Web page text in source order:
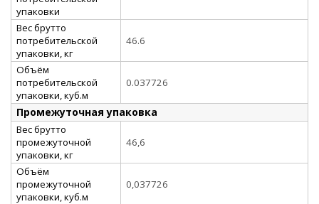
упаковки
Вес брутто
потребительской
упаковки, кг
46.6
Объём
потребительской
упаковки, куб.м
0.037726
Промежуточная упаковка
Вес брутто
промежуточной
упаковки, кг
46,6
Объём
промежуточной
упаковки, куб.м
0,037726